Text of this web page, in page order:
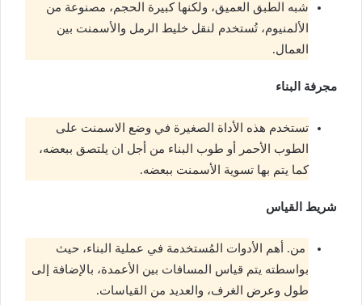
شبه الطبق العميق، ولكنها كبيرة الحجم، مصنوعة من
الألمنيوم، تُستخدم لنقل خليط الرمل والأسمنت بين
العمال.
مجرفة البناء
تستخدم هذه الأداة الصغيرة في وضع الاسمنت على
الطوب الأحمر أو طوب البناء من أجل ان يلتصق ببعضه،
كما يتم بها تسوية الأسمنت ببعضه.
شريط القياس
من. أهم الأدوات المُستخدمة في عملية البناء، حيث
بواسطته يتم قياس المسافات بين الأعمدة، بالإضافة إلى
طول وعرض الغرف، والعديد من القياسات.